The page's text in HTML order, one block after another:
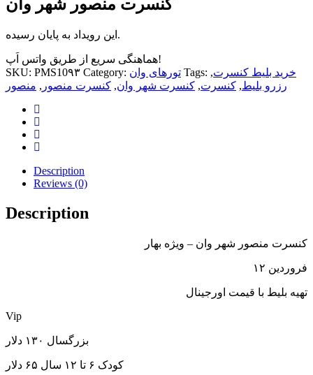
کنسرت منصور شهر وان
این رویداد به پایان رسیده.
هماهنگی سریع از طریق واتس اَپ!
SKU: PMS10۹۳ Category: تورهای وان Tags: خرید بلیط کنسرت,
رزرو بلیط, کنسرت, کنسرت شهر وان, کنسرت منصور , منصور
Description
Reviews (0)
Description
کنسرت منصور شهر وان – ویژه بهار
۱۲ فروردین
تهیه بلیط با قیمت اورجینال
Vip
بزرگسال ۱۳۰ دلار
کودک ۶ تا ۱۲ سال ۶۵ دلار